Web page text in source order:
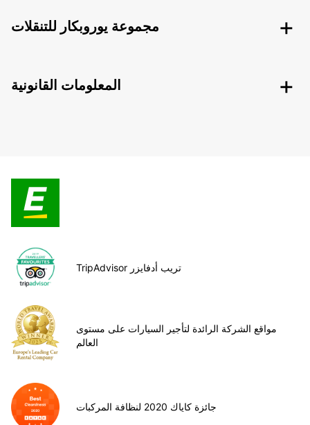
مجموعة يوروبكار للتنقلات
المعلومات القانونية
TripAdvisor تريب أدفايزر
مواقع الشركة الرائدة لتأجير السيارات على مستوى
العالم
جائزة كاياك 2020 لنظافة المركبات